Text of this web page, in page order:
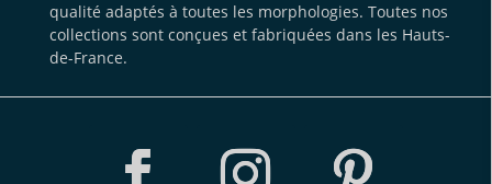
qualité adaptés à toutes les morphologies. Toutes nos
collections sont conçues et fabriquées dans les Hauts-
de-France.